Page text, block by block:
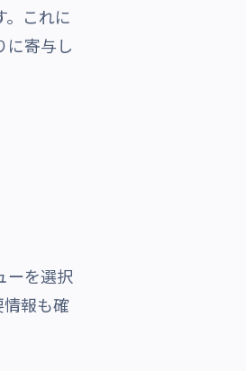
これに
に寄与し
ーを選択
報も確